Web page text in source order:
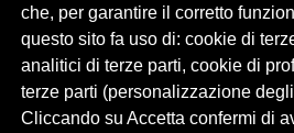
che, per garantire il corretto
questo sito fa uso di: cookie di
analitici di terze parti, cookie di
terze parti (personalizzazione
Cliccando su Accetta confermi di
334 918 4321
Shop
Donna
Carrello